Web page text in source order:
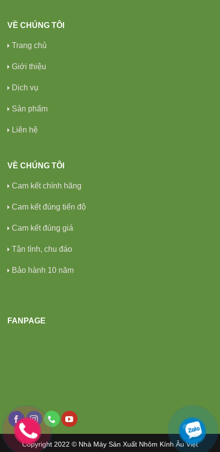
VỀ CHÚNG TÔI
Trang chủ
Giới thiệu
Dịch vụ
Sản phẩm
Liên hệ
VỀ CHÚNG TÔI
Cam kết chính hãng
Cam kết đúng tiến độ
Cam kết đúng giá
Tận tình, chu đáo
Bảo hành 10 năm
FANPAGE
Copyright 2022 © Nhà Máy Sản Xuất Nhôm Kính Âu Việt